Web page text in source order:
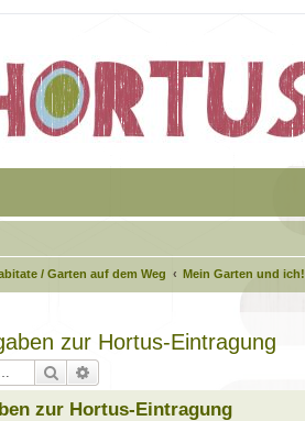
/ Garten auf dem Weg Mein Garten und ich!
zur Hortus-Eintragung
Suche
zur Hortus-Eintragung